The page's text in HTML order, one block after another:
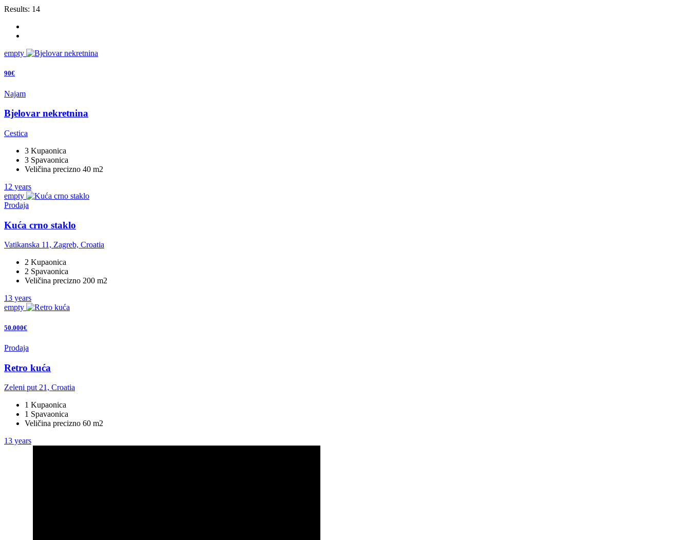
Results: 14
empty
90€
Najam
Bjelovar nekretnina
Cestica
3 Kupaonica
3 Spavaonica
Veličina precizno 40 m2
12 years
empty
Prodaja
Kuća crno staklo
Vatikanska 11, Zagreb, Croatia
2 Kupaonica
2 Spavaonica
Veličina precizno 200 m2
13 years
empty
50.000€
Prodaja
Retro kuća
Zeleni put 21, Croatia
1 Kupaonica
1 Spavaonica
Veličina precizno 60 m2
13 years